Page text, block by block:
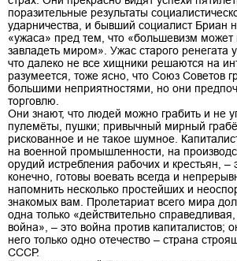
поразительные результаты
ударничества, и бывший социалист Бриан
«ужаса» пред тем, что «большевизм может
завладеть миром». Ужас старого ренегата
что далеко не все хищники решаются на
разумеется, тоже ясно, что Союз Советов
большими неприятностями, но они
торговлю.
Они знают, что людей можно грабить и не
пулемёты, пушки; привычный мирный
рискованное и не такое шумное.
на военной промышленности, на
орудий истребления рабочих и крестьян, –
конечно, готовы воевать всегда и
напомнить несколько простейших и
знакомых вам. Пролетариат всего мира
одна только «действительно
война», – это война против капиталистов;
него только одно отечество – страна
СССР.